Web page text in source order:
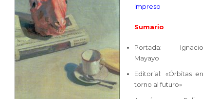
impreso
Sumario
Portada: Ignacio
Mayayo
Editorial: «Órbitas en
torno al futuro»